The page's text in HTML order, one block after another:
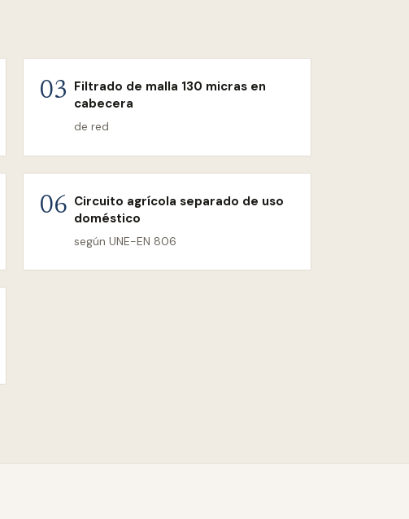
03 Filtrado de malla 130 micras en
cabecera
de red
06 Circuito agrícola separado de uso
doméstico
según UNE-EN 806